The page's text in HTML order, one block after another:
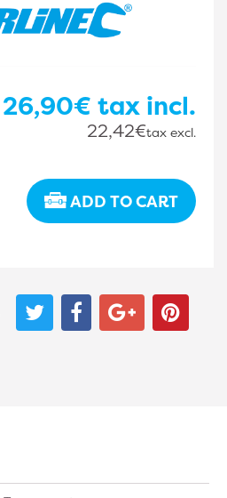
26,90€ tax incl.
22,42€tax excl.
ADD TO CART